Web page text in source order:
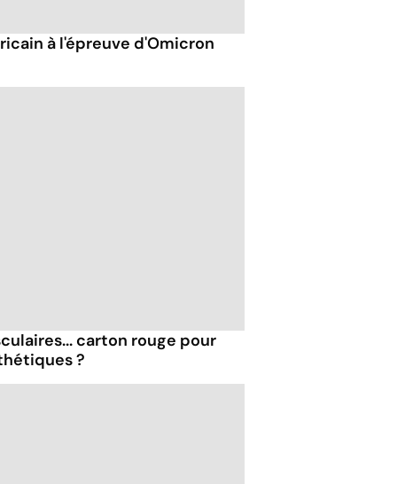
à l'épreuve d'Omicron
carton rouge pour
?